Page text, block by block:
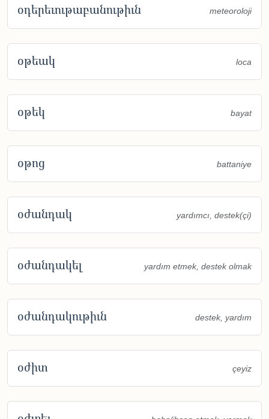
օդերեւութաբանութիւն meteoroloji
օթեակ loca
օթեկ bayat
օթոց battaniye
օժանդակ yardımcı, destek(çi)
օժանդակել yardım etmek, destek olmak
օժանդակութիւն destek, yardım
օժիտ çeyiz